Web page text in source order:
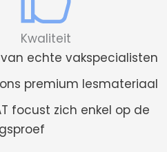
Kwaliteit
van echte vakspecialisten
premium lesmateriaal
focust zich enkel op de